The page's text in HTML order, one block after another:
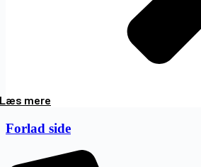
Læs mere
Forlad side